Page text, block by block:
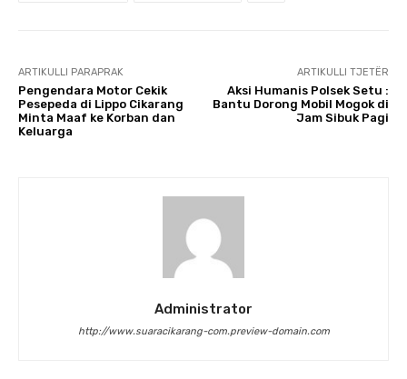
ARTIKULLI PARAPRAK
Pengendara Motor Cekik
Pesepeda di Lippo Cikarang
Minta Maaf ke Korban dan
Keluarga
ARTIKULLI TJETËR
Aksi Humanis Polsek Setu :
Bantu Dorong Mobil Mogok di
Jam Sibuk Pagi
Administrator
http://www.suaracikarang-com.preview-domain.com